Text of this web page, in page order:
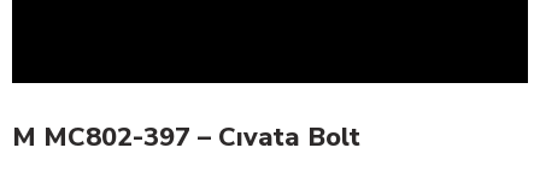
M MC802-397 – Cıvata Bolt